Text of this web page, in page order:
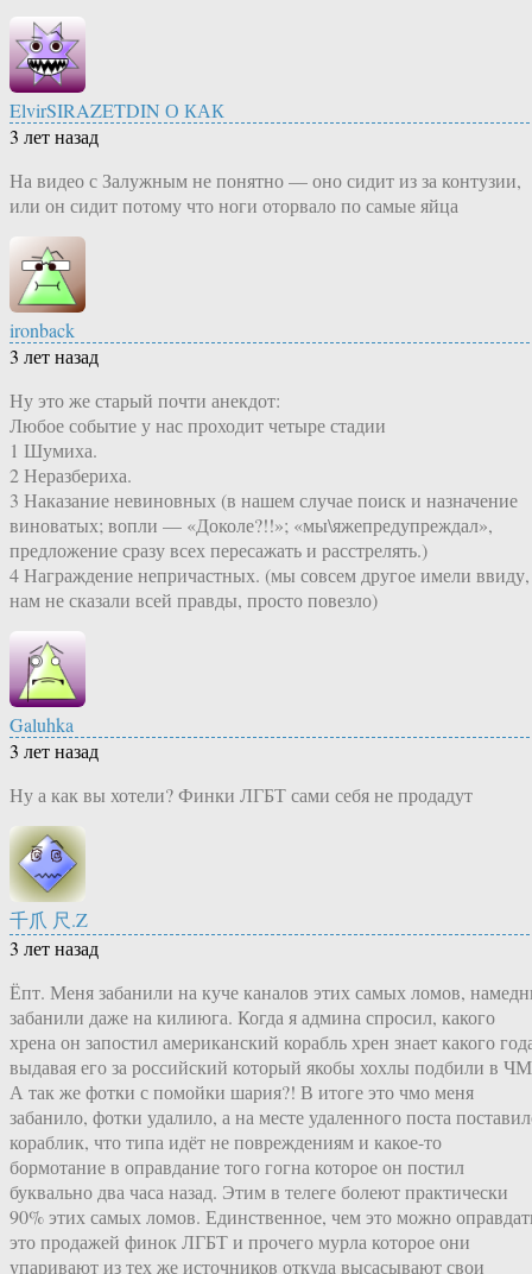
ElvirSIRAZETDIN О КАК
3 лет назад
На видео с Залужным не понятно — оно сидит из за контузии,
или он сидит потому что ноги оторвало по самые яйца
ironback
3 лет назад
Ну это же старый почти анекдот:
Любое событие у нас проходит четыре стадии
1 Шумиха.
2 Неразбериха.
3 Наказание невиновных (в нашем случае поиск и назначение
виноватых; вопли — «Доколе?!!»; «мы\яжепредупреждал»,
предложение сразу всех пересажать и расстрелять.)
4 Награждение непричастных. (мы совсем другое имели ввиду,
нам не сказали всей правды, просто повезло)
Galuhka
3 лет назад
Ну а как вы хотели? Финки ЛГБТ сами себя не продадут
千爪 尺.Z
3 лет назад
Ёпт. Меня забанили на куче каналов этих самых ломов,
забанили даже на килиюга. Когда я админа спросил, какого
хрена он запостил американский корабль хрен знает какого
выдавая его за российский который якобы хохлы подбили в
А так же фотки с помойки шария?! В итоге это чмо меня
забанило, фотки удалило, а на месте удаленного поста
кораблик, что типа идёт не повреждениям и какое-то
бормотание в оправдание того гогна которое он постил
буквально два часа назад. Этим в телеге болеют практически
90% этих самых ломов. Единственное, чем это можно
это продажей финок ЛГБТ и прочего мурла которое они
упаривают из тех же источников откуда высасывают свои